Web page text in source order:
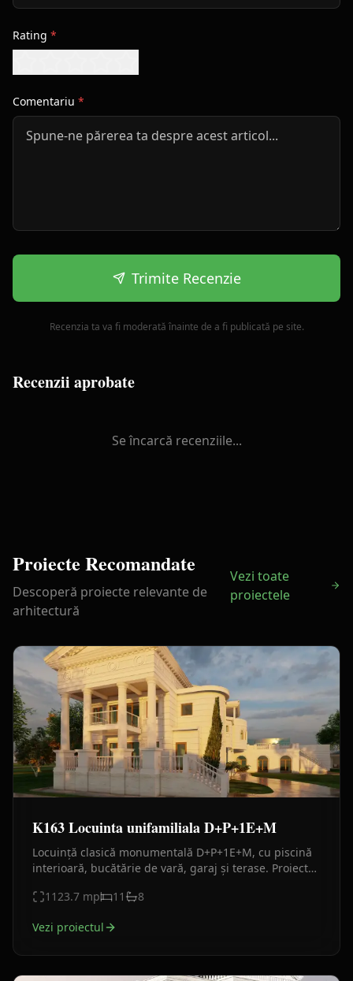
Rating *
Comentariu *
Trimite Recenzie
Recenzia ta va fi moderată înainte de a fi publicată pe site.
Recenzii aprobate
Se încarcă recenziile...
Proiecte Recomandate
Descoperă proiecte relevante de
arhitectură
Vezi toate
proiectele
K163 Locuinta unifamiliala D+P+1E+M
Locuință clasică monumentală D+P+1E+M, cu piscină
interioară, bucătărie de vară, garaj și terase. Proiect
1123.7 mp 11 8
Vezi proiectul